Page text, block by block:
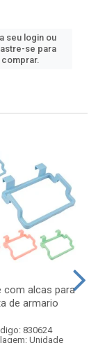
seu login ou
se para
comprar.
com alcas para
de armario
830624
Unidade